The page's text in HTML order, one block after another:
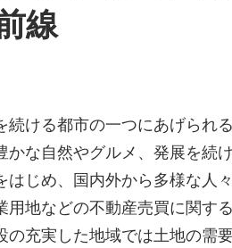
線
ける都市の一つにあげられ
かな自然やグルメ、発展を続
はじめ、国内外から多様な人
用地などの不動産売買に関す
の充実した地域では土地の需